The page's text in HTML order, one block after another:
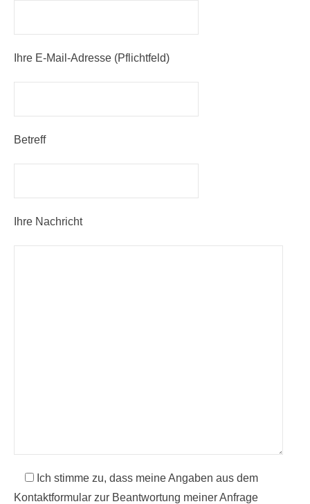
Ihre E-Mail-Adresse (Pflichtfeld)
Betreff
Ihre Nachricht
Ich stimme zu, dass meine Angaben aus dem
Kontaktformular zur Beantwortung meiner Anfrage